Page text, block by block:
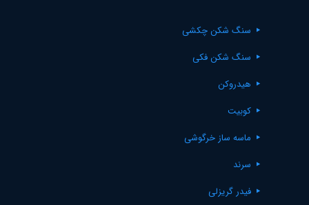
سنگ شکن چکشی
سنگ شکن فکی
هیدروکن
کوبیت
ماسه ساز خرگوشی
سرند
فیدر گریزلی